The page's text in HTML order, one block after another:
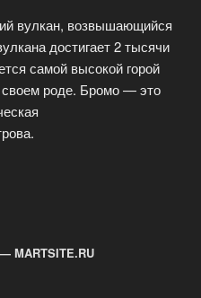
вулкан, возвышающийся
достигает 2 тысячи
самой высокой горой
роде. Бромо — это